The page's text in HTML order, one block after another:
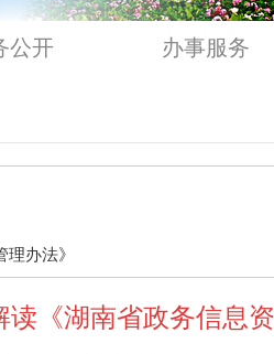
公开 办事服务
办法》
读《湖南省政务信息